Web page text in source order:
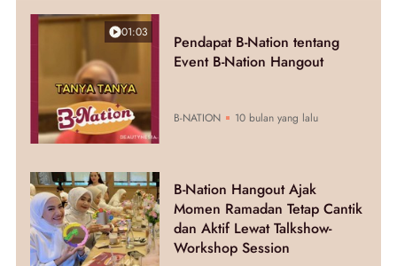
01:03
Pendapat B-Nation tentang
Event B-Nation Hangout
B-NATION 10 bulan yang lalu
B-Nation Hangout Ajak
Momen Ramadan Tetap Cantik
dan Aktif Lewat Talkshow-
Workshop Session